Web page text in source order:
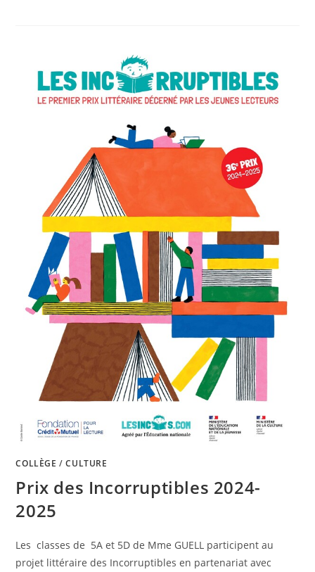
COLLÈGE /CULTURE
Prix des Incorruptibles 2024-
2025
Les classes de 5A et 5D de Mme GUELL participent au
projet littéraire des Incorruptibles en partenariat avec